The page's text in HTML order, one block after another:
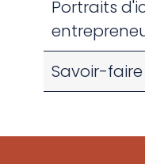
Portraits
Savoir-